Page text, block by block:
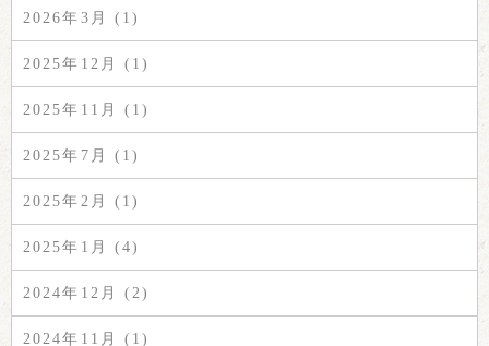
2026年3月 (1)
2025年12月 (1)
2025年11月 (1)
2025年7月 (1)
2025年2月 (1)
2025年1月 (4)
2024年12月 (2)
2024年11月 (1)